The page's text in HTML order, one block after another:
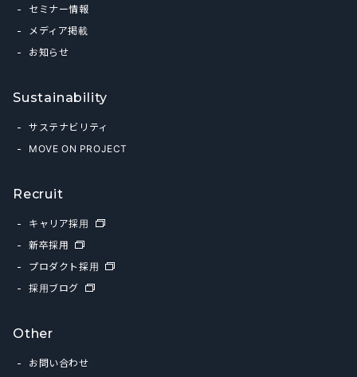
セミナー情報
メディア掲載
お知らせ
Sustainability
サステナビリティ
MOVE ON PROJECT
Recruit
キャリア採用
新卒採用
プロダクト採用
採用ブログ
Other
お問い合わせ